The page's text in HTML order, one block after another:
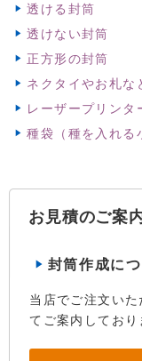
透ける封筒
透けない封筒
正方形の封筒
ネクタイやお札な
レーザープリン
種袋（種を入れる
お見積のご案
封筒作成に
当店でご注文い
てご案内しており